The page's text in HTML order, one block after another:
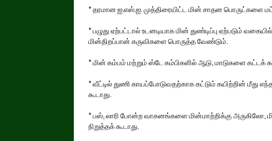
* தரமான ஐ.எஸ்.ஐ. முத்திரையிட்ட மின் சாதன பொருட்களை
* பழுது ஏற்பட்டால் உடனடியாக மின் துண்டிப்பு ஏற்படும்
மின்திறப்பான் கருவிகளை பொருத்த வேண்டும்.
* மின் கம்பம் மற்றும் ஸ்டே கம்பிகளில் ஆடு, மாடுகளை கட்டக்
* வீட்டில் துணி காயப்போடுவதற்காக கட்டும் கயிற்றின் மீது
கூடாது.
* பஸ், லாரி போன்ற வாகனங்களை மின்மாற்றிக்கு அருகிலோ,
நிறுத்தக் கூடாது.
காலங் கருதி இருப்பர் கலங்காது ஞாலங்